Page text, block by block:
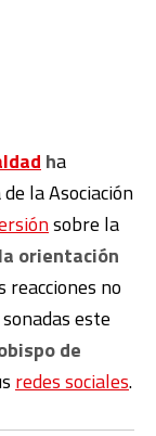
ha
la Asociación
sobre la
orientación
reacciones no
este
de
redes sociales.